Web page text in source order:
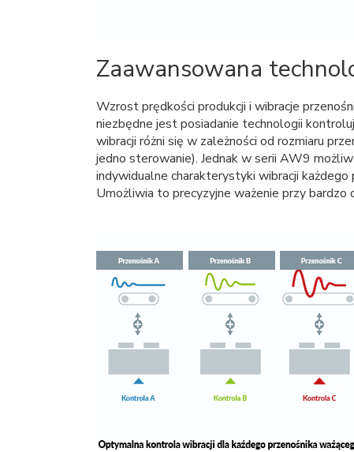
Zaawansowana
Wzrost prędkości produkcji i wibracje
niezbędne jest posiadanie technologii
wibracji różni się w zależności od rozmiaru
jedno sterowanie). Jednak w serii AW9
indywidualne charakterystyki wibracji
Umożliwia to precyzyjne ważenie przy bardzo